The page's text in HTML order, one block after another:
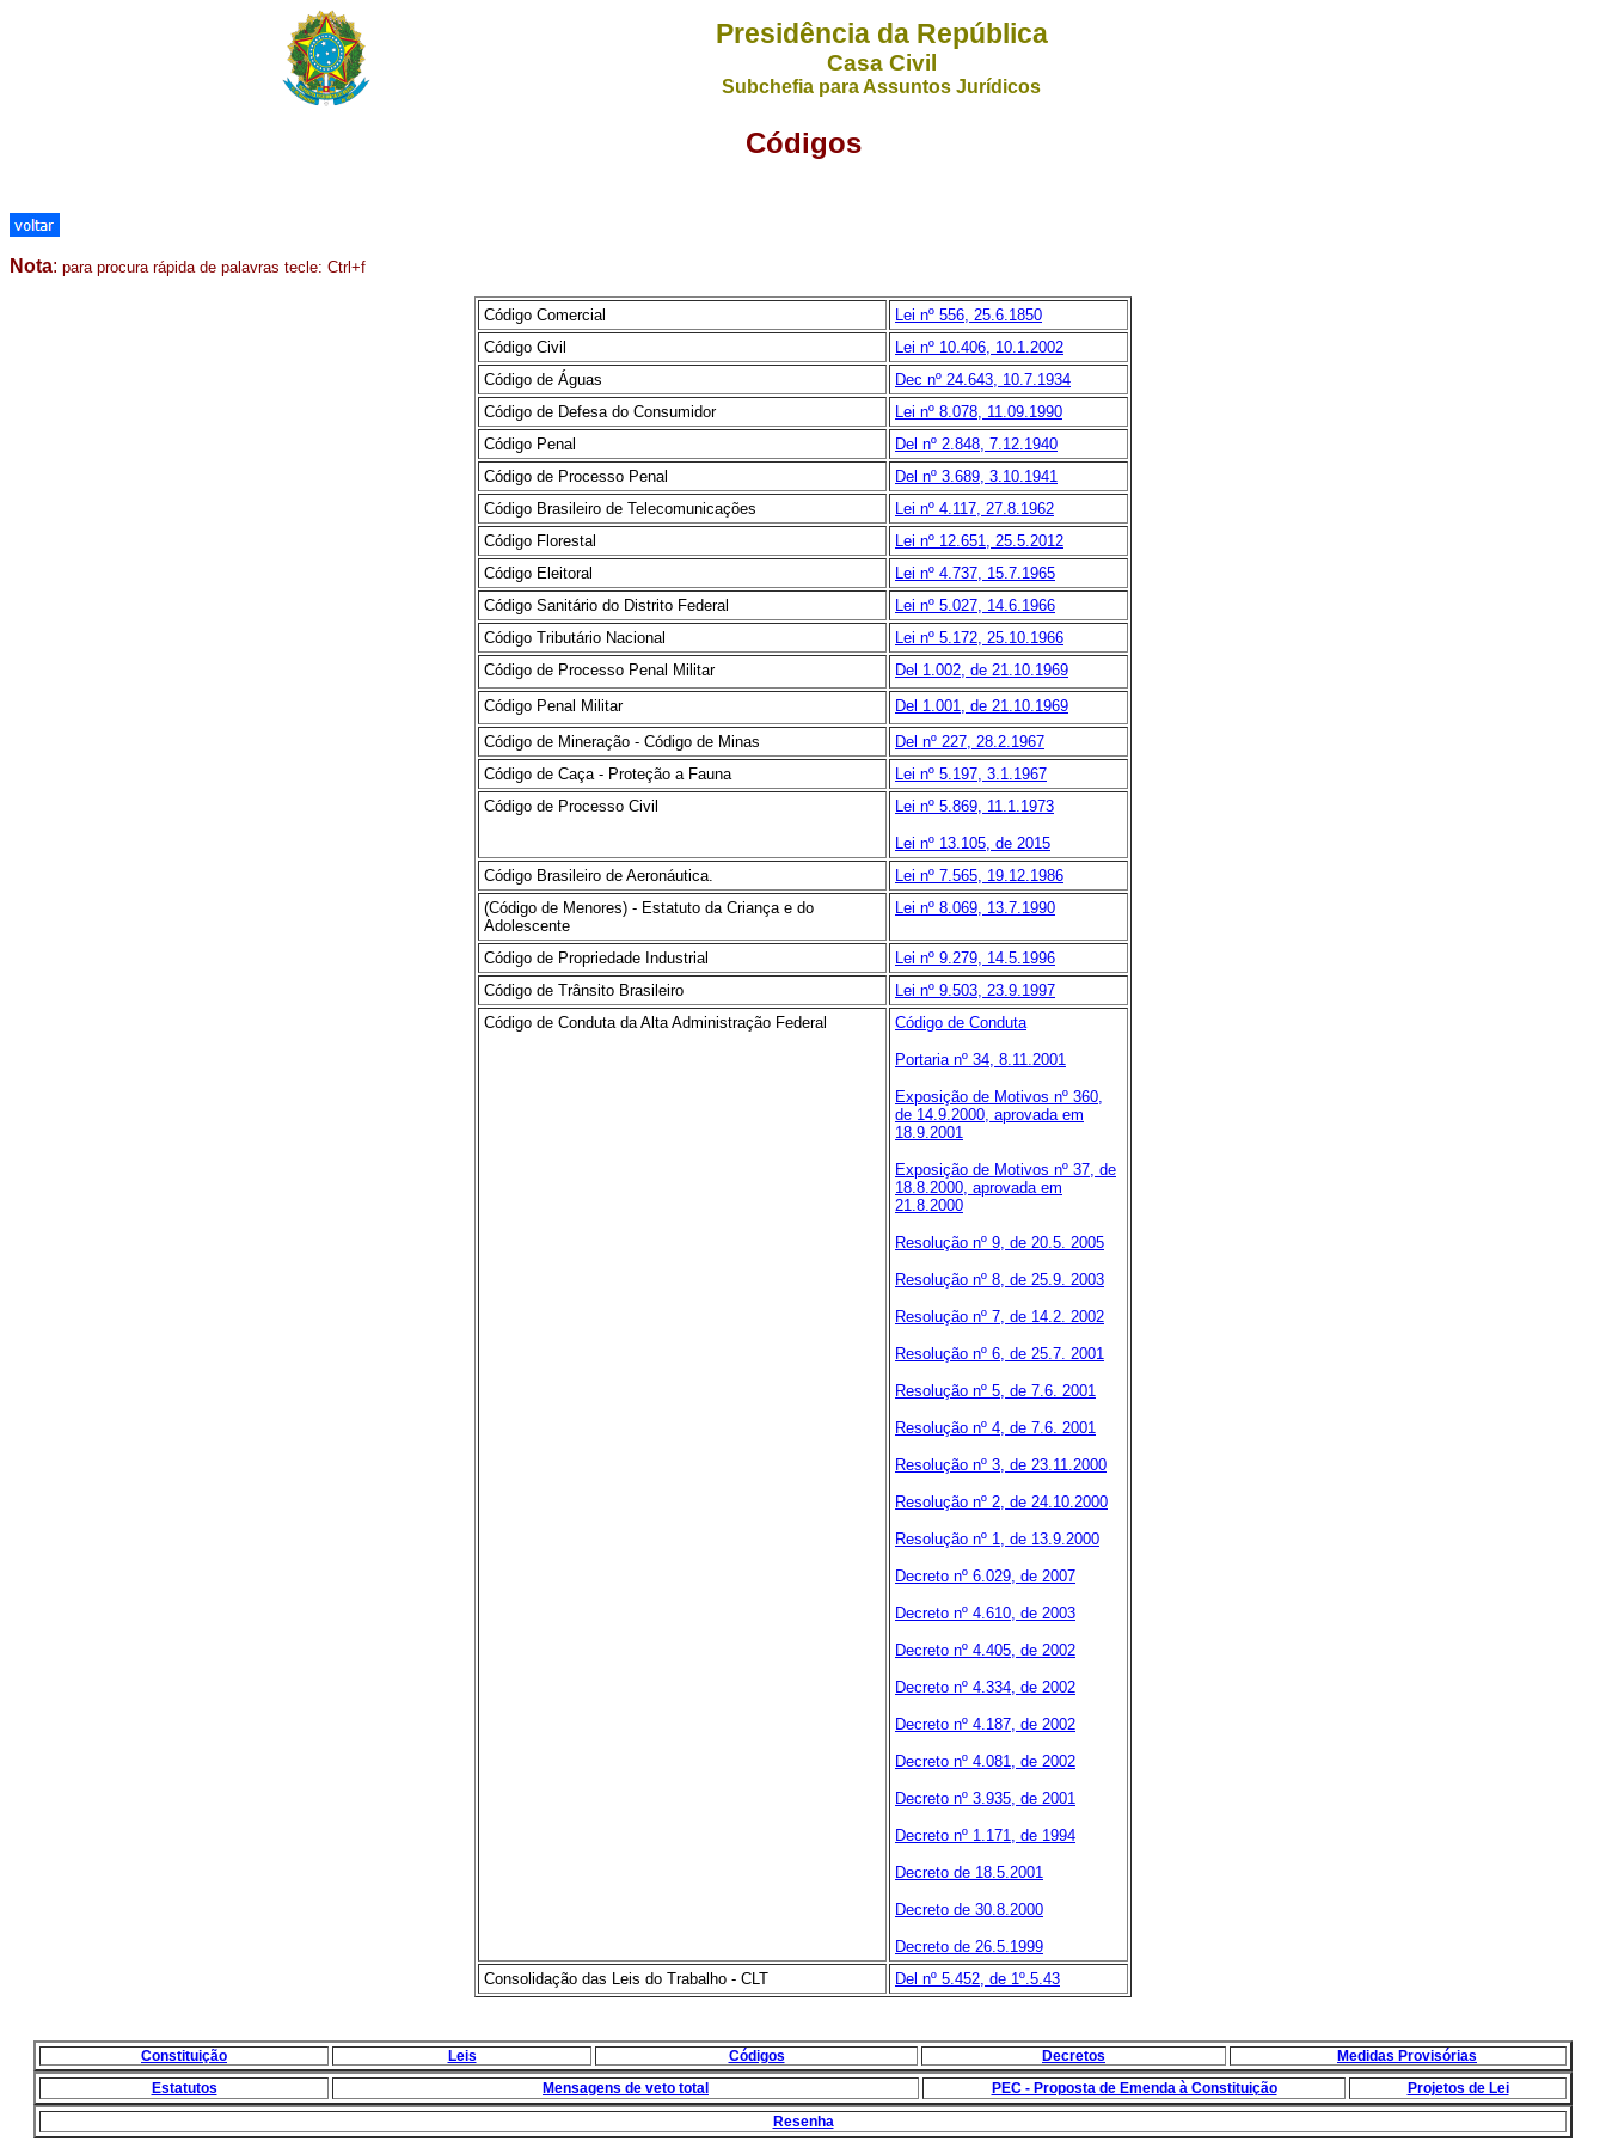
Presidência da República
Casa Civil
Subchefia para Assuntos Jurídicos
Códigos
Nota: para procura rápida de palavras tecle: Ctrl+f
Código Comercial
Lei nº 556, 25.6.1850
Código Civil
Lei nº 10.406, 10.1.2002
Código de Águas
Dec nº 24.643, 10.7.1934
Código de Defesa do Consumidor
Lei nº 8.078, 11.09.1990
Código Penal
Del nº 2.848, 7.12.1940
Código de Processo Penal
Del nº 3.689, 3.10.1941
Código Brasileiro de Telecomunicações
Lei nº 4.117, 27.8.1962
Código Florestal
Lei nº 12.651, 25.5.2012
Código Eleitoral
Lei nº 4.737, 15.7.1965
Código Sanitário do Distrito Federal
Lei nº 5.027, 14.6.1966
Código Tributário Nacional
Lei nº 5.172, 25.10.1966
Código de Processo Penal Militar
Del 1.002, de 21.10.1969
Código Penal Militar
Del 1.001, de 21.10.1969
Código de Mineração - Código de Minas
Del nº 227, 28.2.1967
Código de Caça - Proteção a Fauna
Lei nº 5.197, 3.1.1967
Código de Processo Civil
Lei nº 5.869, 11.1.1973
Lei nº 13.105, de 2015
Código Brasileiro de Aeronáutica.
Lei nº 7.565, 19.12.1986
(Código de Menores) - Estatuto da Criança e do
Adolescente
Lei nº 8.069, 13.7.1990
Código de Propriedade Industrial
Lei nº 9.279, 14.5.1996
Código de Trânsito Brasileiro
Lei nº 9.503, 23.9.1997
Código de Conduta da Alta Administração Federal
Código de Conduta
Portaria nº 34, 8.11.2001
Exposição de Motivos nº 360,
de 14.9.2000, aprovada em
18.9.2001
Exposição de Motivos nº 37, de
18.8.2000, aprovada em
21.8.2000
Resolução nº 9, de 20.5. 2005
Resolução nº 8, de 25.9. 2003
Resolução nº 7, de 14.2. 2002
Resolução nº 6, de 25.7. 2001
Resolução nº 5, de 7.6. 2001
Resolução nº 4, de 7.6. 2001
Resolução nº 3, de 23.11.2000
Resolução nº 2, de 24.10.2000
Resolução nº 1, de 13.9.2000
Decreto nº 6.029, de 2007
Decreto nº 4.610, de 2003
Decreto nº 4.405, de 2002
Decreto nº 4.334, de 2002
Decreto nº 4.187, de 2002
Decreto nº 4.081, de 2002
Decreto nº 3.935, de 2001
Decreto nº 1.171, de 1994
Decreto de 18.5.2001
Decreto de 30.8.2000
Decreto de 26.5.1999
Consolidação das Leis do Trabalho - CLT
Del nº 5.452, de 1º.5.43
Constituição Leis Códigos Decretos
Medidas Provisórias
Estatutos
Mensagens de veto total PEC - Proposta de Emenda à Constituição
Projetos de Lei
Resenha